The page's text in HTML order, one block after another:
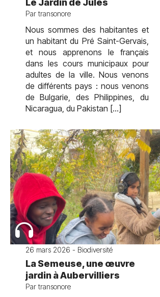
Le Jardin de Jules
Par transonore
Nous sommes des habitantes et
un habitant du Pré Saint-Gervais,
et nous apprenons le français
dans les cours municipaux pour
adultes de la ville. Nous venons
de différents pays : nous venons
de Bulgarie, des Philippines, du
Nicaragua, du Pakistan […]
26 mars 2026 - Biodiversité
La Semeuse, une œuvre
jardin à Aubervilliers
Par transonore